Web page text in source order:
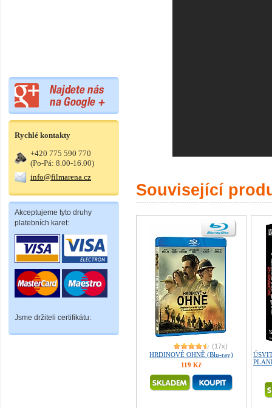
Rychlé kontakty
+420 775 590 770
(Po-Pá: 8.00-16.00)
info@filmarena.cz
Akceptujeme tyto druhy
platebních karet:
Jsme držiteli certifikátu:
Související
(17x)
HRDINOVÉ OHNĚ (Blu-ray)
119 Kč